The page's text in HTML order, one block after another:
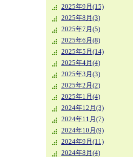
2025年9月(15)
2025年8月(3)
2025年7月(5)
2025年6月(8)
2025年5月(14)
2025年4月(4)
2025年3月(3)
2025年2月(2)
2025年1月(4)
2024年12月(3)
2024年11月(7)
2024年10月(9)
2024年9月(11)
2024年8月(4)